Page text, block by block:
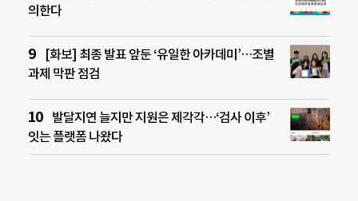
의한다
[화보] 최종 발표 앞둔 ‘유일한 아카데미’…조별
과제 막판 점검
발달지연 늘지만 지원은 제각각…‘검사 이후’
잇는 플랫폼 나왔다